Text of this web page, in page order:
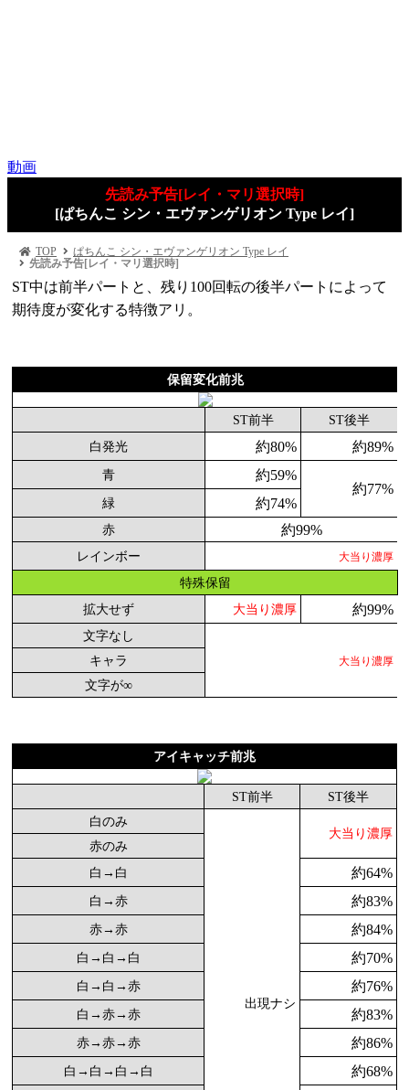
動画
先読み予告[レイ・マリ選択時]
[ぱちんこ シン・エヴァンゲリオン Type レイ]
TOP
ぱちんこ シン・エヴァンゲリオン Type レイ
先読み予告[レイ・マリ選択時]
ST中は前半パートと、残り100回転の後半パートによって
期待度が変化する特徴アリ。
保留変化前兆
ST前半
ST後半
白発光
約80% 約89%
青
約59%
約77%
緑 約74%
赤 約99%
レインボー 大当り濃厚
特殊保留
拡大せず
大当り濃厚 約99%
文字なし
大当り濃厚
キャラ
文字が∞
アイキャッチ前兆
ST前半
ST後半
白のみ
出現ナシ
大当り濃厚
赤のみ
白→白
約64%
白→赤 約83%
赤→赤 約84%
白→白→白 約70%
白→白→赤 約76%
白→赤→赤 約83%
赤→赤→赤 約86%
白→白→白→白 約68%